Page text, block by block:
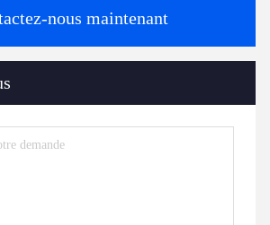
nous maintenant